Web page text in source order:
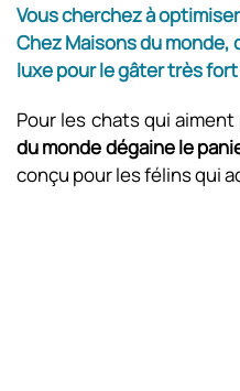
Vous cherchez à
Chez Maisons du
luxe pour le gâter très fort
Pour les chats qui
du monde dégaine le
conçu pour les félins qui